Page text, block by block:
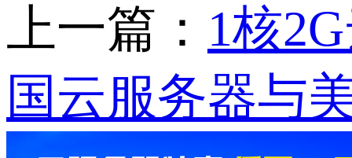
上一篇： 1核
国云服务器与